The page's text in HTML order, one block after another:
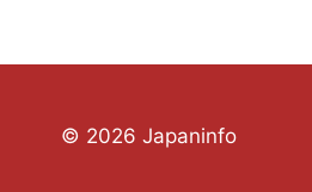
© 2026 Japaninfo